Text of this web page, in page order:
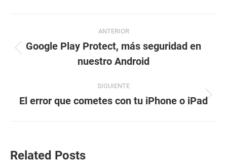
Navegación
entre
publicaciones
ANTERIOR
Publicación
anterior:
Google Play Protect, más seguridad en
nuestro Android
SIGUIENTE
Publicación
El error que cometes con tu iPhone o iPad
Related Posts